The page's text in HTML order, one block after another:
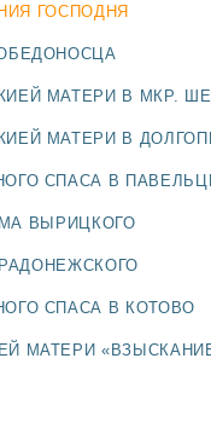
ГОСПОДНЯ
МАТЕРИ В МКР.
МАТЕРИ В
СПАСА В
ВЫРИЦКОГО
СПАСА В КОТОВО
МАТЕРИ